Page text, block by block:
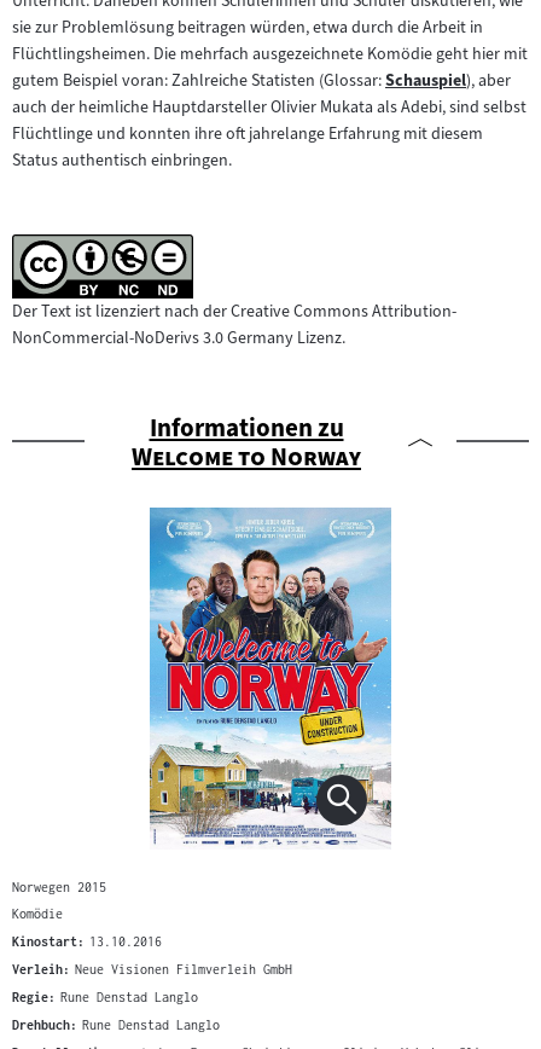
sie zur Problemlösung beitragen würden, etwa durch die Arbeit in
Flüchtlingsheimen. Die mehrfach ausgezeichnete Komödie geht hier mit
gutem Beispiel voran: Zahlreiche Statisten (Glossar:Zum
Inhalt:
Schauspiel), aber
auch der heimliche Hauptdarsteller Olivier Mukata als Adebi, sind selbst
Flüchtlinge und konnten ihre oft jahrelange Erfahrung mit diesem
Status authentisch einbringen.
Der Text ist lizenziert nach der Creative Commons Attribution-
NonCommercial-NoDerivs 3.0 Germany Lizenz.
Informationen zu
"
Welcome to Norway"
Norwegen 2015
Komödie
Kinostart: 13.10.2016
Verleih: Neue Visionen Filmverleih GmbH
Regie: Rune Denstad Langlo
Drehbuch: Rune Denstad Langlo